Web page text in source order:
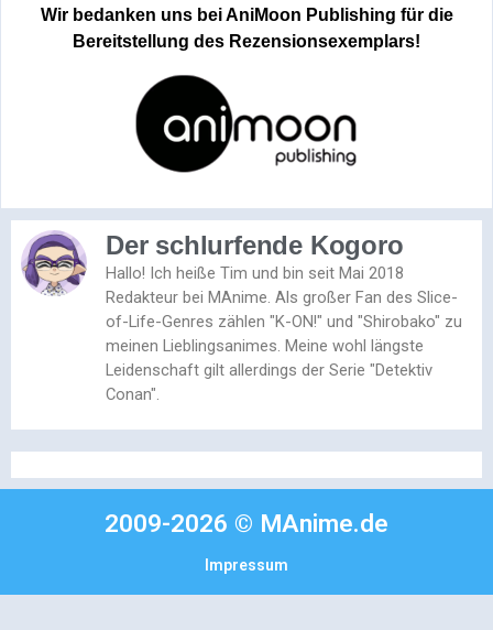
Wir bedanken uns bei AniMoon Publishing für die
Bereitstellung des Rezensionsexemplars!
Der schlurfende Kogoro
Hallo! Ich heiße Tim und bin seit Mai 2018
Redakteur bei MAnime. Als großer Fan des Slice-
of-Life-Genres zählen "K-ON!" und "Shirobako" zu
meinen Lieblingsanimes. Meine wohl längste
Leidenschaft gilt allerdings der Serie "Detektiv
Conan".
2009-2026 © MAnime.de
Impressum